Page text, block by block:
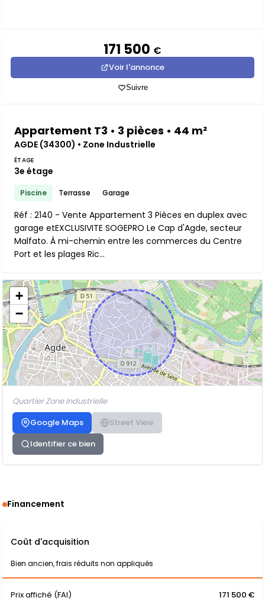
171 500 €
Voir l'annonce
Suivre
Appartement T3 • 3 pièces • 44 m²
AGDE (34300) • Zone Industrielle
ÉTAGE
3e étage
Piscine Terrasse Garage
Réf : 2140 - Vente Appartement 3 Pièces en duplex avec
garage etEXCLUSIVITE SOGEPRO Le Cap d'Agde, secteur
Malfato. À mi-chemin entre les commerces du Centre
Port et les plages Ric...
+
−
Quartier Zone Industrielle
Google Maps
Street View
Identifier ce bien
Financement
Coût d'acquisition
Bien ancien, frais réduits non appliqués
Prix affiché (FAI) 171 500 €